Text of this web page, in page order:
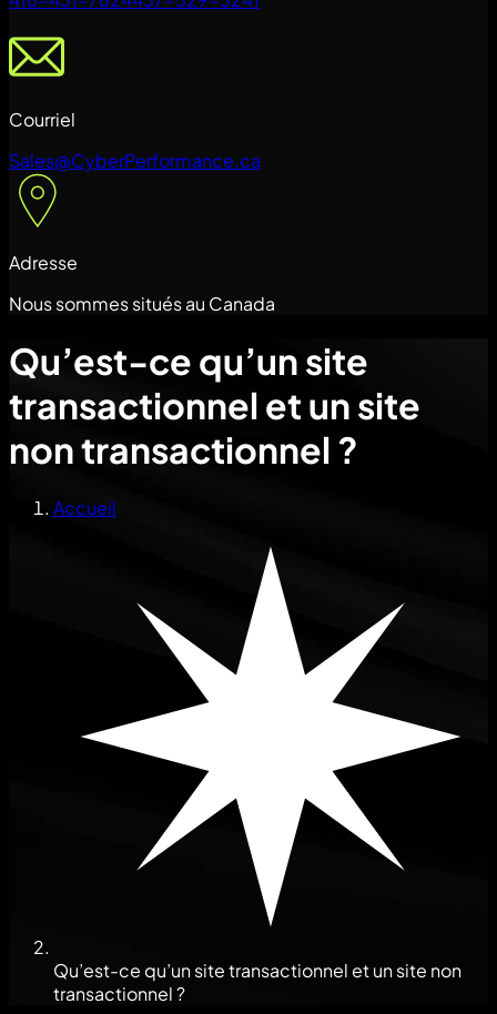
Courriel
Sales@CyberPerformance.ca
Adresse
Nous sommes situés au Canada
Qu’est-ce qu’un site
transactionnel et un site
non transactionnel ?
Accueil
Qu’est-ce qu’un site transactionnel et un site non
transactionnel ?